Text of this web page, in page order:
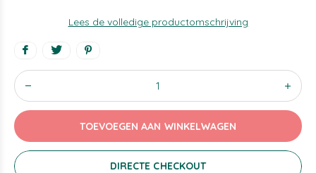
Lees de volledige productomschrijving
TOEVOEGEN AAN WINKELWAGEN
DIRECTE CHECKOUT